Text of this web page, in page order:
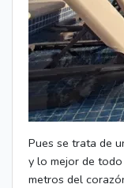
Pues se trata de
y lo mejor de
metros del